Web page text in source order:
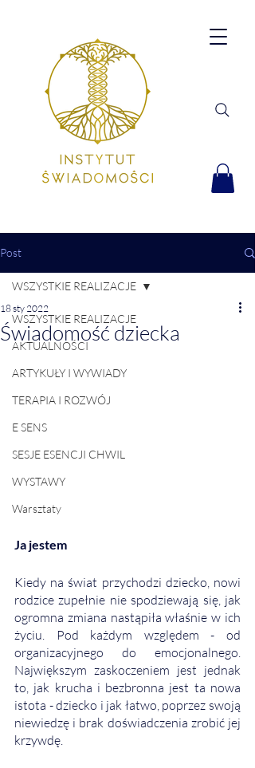
Post
WSZYSTKIE REALIZACJE
AKTUALNOŚCI
ARTYKUŁY I WYWIADY
TERAPIA I ROZWÓJ
E SENS
SESJE ESENCJI CHWIL
WYSTAWY
Warsztaty
WSZYSTKIE REALIZACJE
Świadomość dziecka
18 sty 2022
Ja jestem
Kiedy na świat przychodzi dziecko, nowi
rodzice zupełnie nie spodziewają się, jak
ogromna zmiana nastąpiła właśnie w ich
życiu. Pod każdym względem - od
organizacyjnego do emocjonalnego.
Największym zaskoczeniem jest jednak
to, jak krucha i bezbronna jest ta nowa
istota - dziecko i jak łatwo, poprzez swoją
niewiedzę i brak doświadczenia zrobić jej
krzywdę.